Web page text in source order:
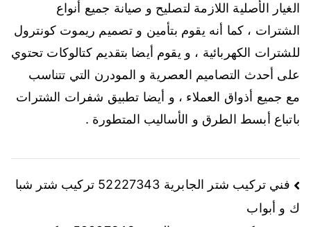
الغيار الأصلية اللازمة لتصليح و صيانة جميع أنواع
الشترات ، كما أنه يقوم بتأمين و تصميم ريموت كونترول
للشترات الكهربائية ، و يقوم أيضا بتقديم كتالوكات تحتوي
على أحدث التصاميم العصرية و المودرن التي تتناسب
مع جميع أذواق العملاء ، و أيضا تطبيق شفرات الشترات
باتباع أبسط الطرق و الأساليب المتطورة .
فني تركيب شتر الجابرية 52227343 تركيب شتر شبا
ك و أبواب